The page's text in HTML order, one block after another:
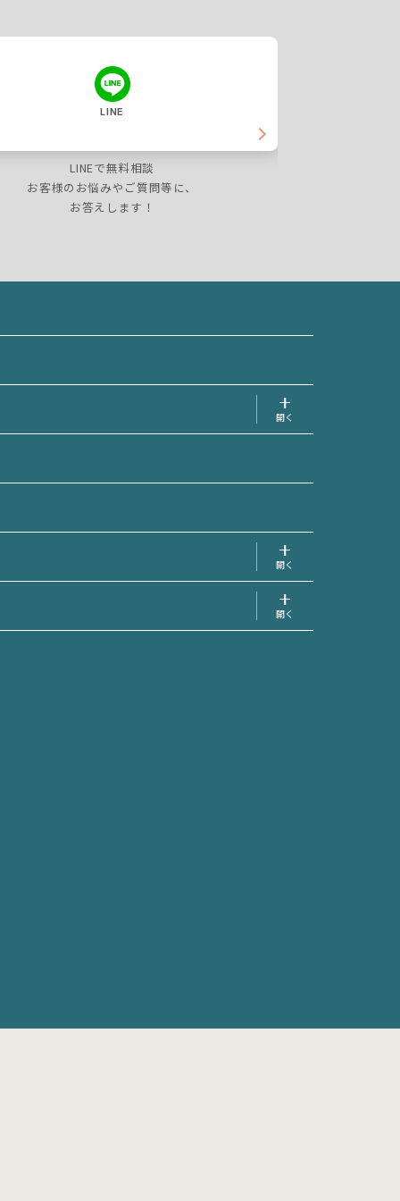
LINE
LINEで無料相談
お客様のお悩みやご質問等に、
お答えします！